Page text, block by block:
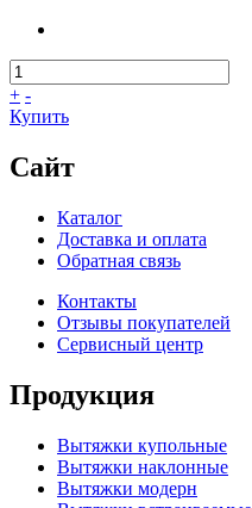
+ -
Купить
Сайт
Каталог
Доставка и оплата
Обратная связь
Контакты
Отзывы покупателей
Сервисный центр
Продукция
Вытяжки купольные
Вытяжки наклонные
Вытяжки модерн